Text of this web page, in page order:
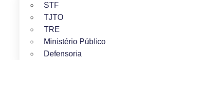
STF
TJTO
TRE
Ministério Público
Defensoria